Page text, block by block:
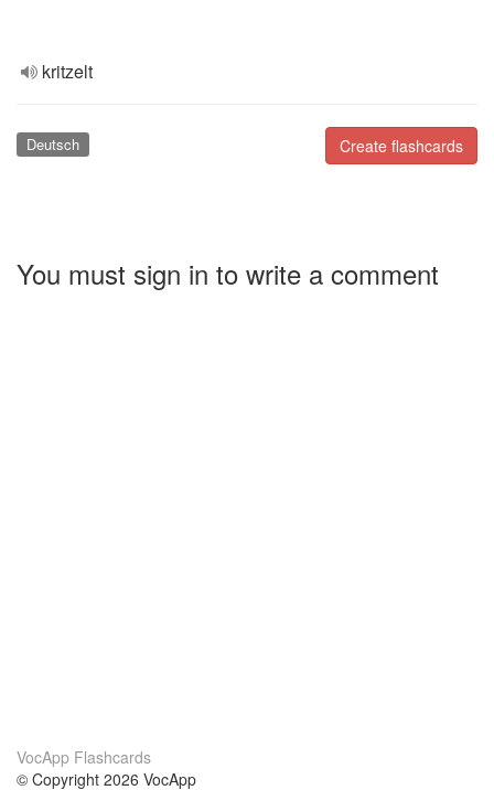
kritzelt
Create flashcards
Deutsch
You must sign in to write a comment
VocApp Flashcards
© Copyright 2026 VocApp